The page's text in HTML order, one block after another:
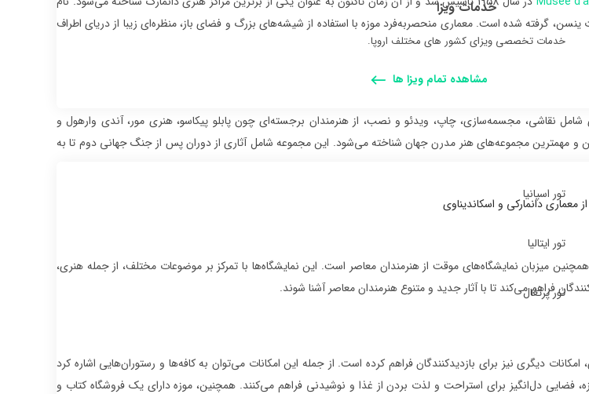
خدمات ویزا
خدمات تخصصی ویزای کشور های مختلف اروپا.
مشاهده تمام ویزا ها
تور اسپانیا
تور ایتالیا
تور پرتغال
گرفته شده است. معماری منحصربه‌فرد موزه با استفاده از شیشه‌های بزرگ و فضای باز، منظره‌ای زیبا از دریای اطراف
با بیش از 3000 اثر هنری شامل نقاشی، مجسمه‌سازی، چاپ، ویدئو و نصب، از هنرمندان برجسته‌ای چون پابلو پیکاسو، هنری مور، آندی وارهول و
و مهمترین مجموعه‌های هنر مدرن جهان شناخته می‌شود. این مجموعه شامل آثاری از دوران پس از جنگ جهانی دوم تا به
همچنین میزبان نمایشگاه‌های موقت از هنرمندان معاصر است. این نمایشگاه‌ها با تمرکز بر موضوعات مختلف، از جمله هنری،
فراهم می‌کند تا با آثار جدید و متنوع هنرمندان معاصر آشنا شوند.
امکانات دیگری نیز برای بازدیدکنندگان فراهم کرده است. از جمله این امکانات می‌توان به کافه‌ها و رستوران‌هایی اشاره کرد
فضایی دل‌انگیز برای استراحت و لذت بردن از غذا و نوشیدنی فراهم می‌کنند. همچنین، موزه دارای یک فروشگاه کتاب و